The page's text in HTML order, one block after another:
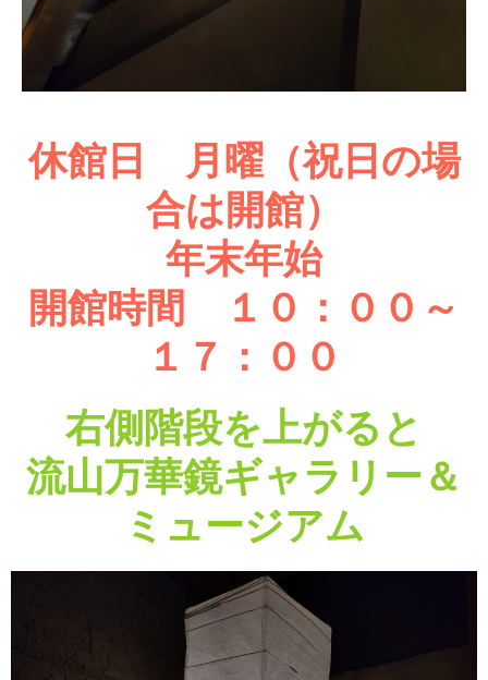
休館日 月曜（祝日の場
合は開館）
年末年始
開館時間 １０：００～
１７：００
右側階段を上がると
流山万華鏡ギャラリー＆
ミュージアム